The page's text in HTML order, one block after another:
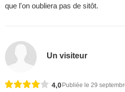
que l'on oubliera pas de sitôt.
Un visiteur
4,0 Publiée le 29